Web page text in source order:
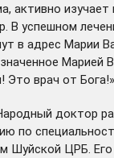
активно
В успешном
в адрес Марии
Марией
Это врач от
доктор
по
Шуйской ЦРБ.